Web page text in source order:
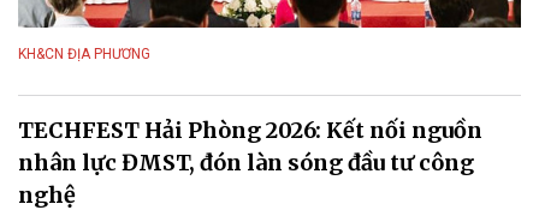
KH&CN ĐỊA PHƯƠNG
TECHFEST Hải Phòng 2026: Kết nối nguồn
nhân lực ĐMST, đón làn sóng đầu tư công
nghệ